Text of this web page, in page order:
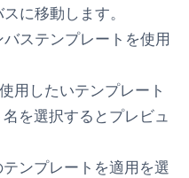
に移動します。
バステンプレートを使用
用したいテンプレート
を選択するとプレビュ
テンプレートを適用を選